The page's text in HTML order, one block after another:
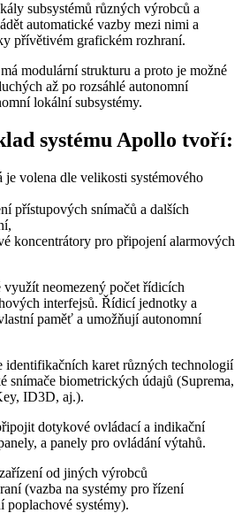
subsystémů různých výrobců a
automatické vazby mezi nimi a
přívětivém grafickém rozhraní.
modulární strukturu a proto je možné
až po rozsáhlé autonomní
lokální subsystémy.
systému Apollo tvoří:
je volena dle velikosti systémového
přístupových snímačů a dalších
koncentrátory pro připojení alarmových
neomezený počet řídicích
interfejsů. Řídicí jednotky a
paměť a umožňují autonomní
identifikačních karet různých technologií
snímače biometrických údajů (Suprema,
ID3D, aj.).
dotykové ovládací a indikační
a panely pro ovládání výtahů.
od jiných výrobců
(vazba na systémy pro řízení
poplachové systémy).